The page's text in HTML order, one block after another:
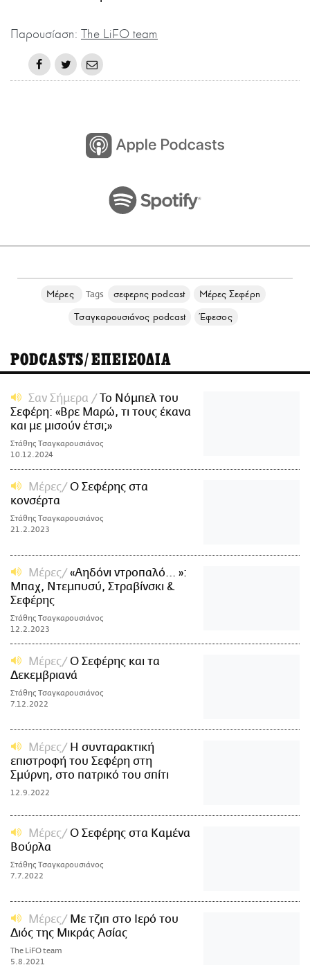
Παρουσίαση: The LiFO team
Μέρες σεφερης podcast
Μέρες Σεφέρη
Τσαγκαρουσιάνος podcast
Έφεσος
PODCASTS/ΕΠΕΙΣΟΔΙΑ
Σαν Σήμερα
Το Νόμπελ του
Σεφέρη: «Βρε Μαρώ, τι τους έκανα
και με μισούν έτσι;»
Στάθης Τσαγκαρουσιάνος
10.12.2024
Μέρες
Ο Σεφέρης στα
κονσέρτα
Στάθης Τσαγκαρουσιάνος
21.2.2023
Μέρες
«Αηδόνι ντροπαλό... »:
Μπαχ, Ντεμπυσύ, Στραβίνσκι &
Σεφέρης
Στάθης Τσαγκαρουσιάνος
12.2.2023
Μέρες
Ο Σεφέρης και τα
Δεκεμβριανά
Στάθης Τσαγκαρουσιάνος
7.12.2022
Μέρες
Η συνταρακτική
επιστροφή του Σεφέρη στη
Σμύρνη, στο πατρικό του σπίτι
12.9.2022
Μέρες
Ο Σεφέρης στα Καμένα
Βούρλα
Στάθης Τσαγκαρουσιάνος
7.7.2022
Μέρες
Με τζιπ στο Ιερό του
Διός της Μικράς Ασίας
The LiFO team
5.8.2021